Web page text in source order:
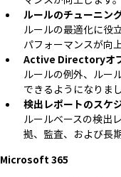
ルールのチューニン
ルールの最適化に役
パフォーマンスが向
Active Directoryオ
ルールの例外、ルー
できるようになりま
検出レポートのスケ
ルールベースの検出
拠、監査、および長
Microsoft 365